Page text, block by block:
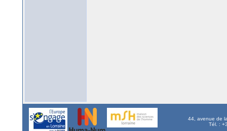
44, avenue de
Tél. :